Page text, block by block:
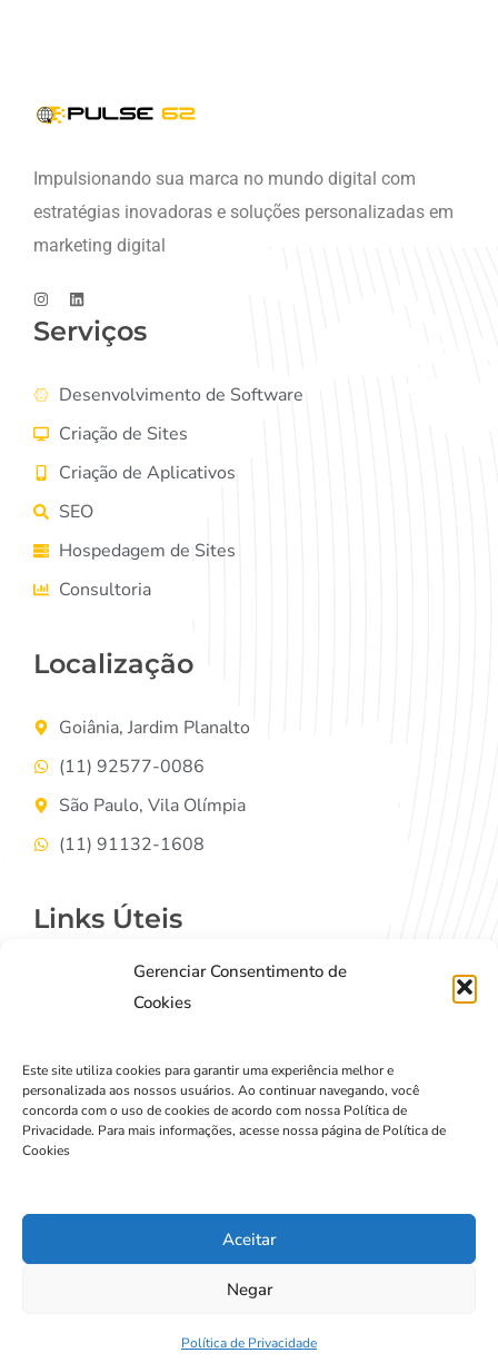
Gerenciar Consentimento de
Cookies
Este site utiliza cookies para garantir uma experiência melhor e
personalizada aos nossos usuários. Ao continuar navegando, você
concorda com o uso de cookies de acordo com nossa Política de
Privacidade. Para mais informações, acesse nossa página de Política de
Cookies
Aceitar
Negar
Política de Privacidade
Impulsionando sua marca no mundo digital com
estratégias inovadoras e soluções personalizadas em
marketing digital
Serviços
Desenvolvimento de Software
Criação de Sites
Criação de Aplicativos
SEO
Hospedagem de Sites
Consultoria
Localização
Goiânia, Jardim Planalto
(11) 92577-0086
São Paulo, Vila Olímpia
(11) 91132-1608
Links Úteis
Política de Privacidade
Agência Pulse 62
Direitos Reservados